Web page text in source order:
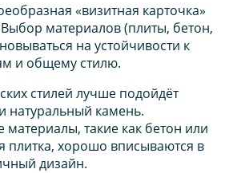
«визитная карточка»
материалов (плиты, бетон,
на устойчивости к
и общему стилю.
стилей лучше подойдёт
натуральный камень.
такие как бетон или
плитка, хорошо вписываются в
дизайн.